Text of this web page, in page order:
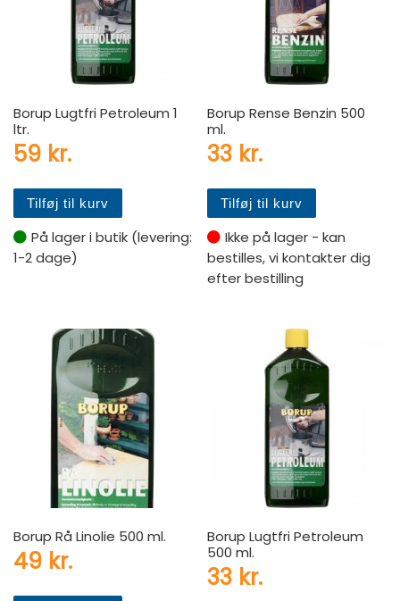
Borup Lugtfri Petroleum 1
ltr.
59 kr.
Tilføj til kurv
På lager i butik (levering:
1-2 dage)
Borup Rense Benzin 500
ml.
33 kr.
Tilføj til kurv
Ikke på lager - kan
bestilles, vi kontakter dig
efter bestilling
Borup Rå Linolie 500 ml.
49 kr.
Borup Lugtfri Petroleum
500 ml.
33 kr.